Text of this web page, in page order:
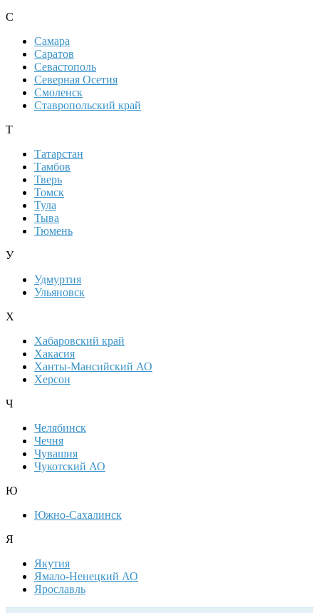
С
Самара
Саратов
Севастополь
Северная Осетия
Смоленск
Ставропольский край
Т
Татарстан
Тамбов
Тверь
Томск
Тула
Тыва
Тюмень
У
Удмуртия
Ульяновск
Х
Хабаровский край
Хакасия
Ханты-Мансийский АО
Херсон
Ч
Челябинск
Чечня
Чувашия
Чукотский АО
Ю
Южно-Сахалинск
Я
Якутия
Ямало-Ненецкий АО
Ярославль